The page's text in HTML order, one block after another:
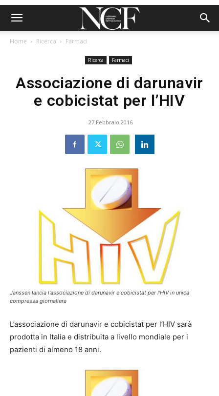
Home Ricerca Farmaci
Ricerca Farmaci
Associazione di darunavir
e cobicistat per l’HIV
27 Febbraio 2016
Janssen lancia l'associazione di darunavir e cobicistat per l'HIV in unica
compressa giornaliera
L’associazione di darunavir e cobicistat per l’HIV sarà
prodotta in Italia e distribuita a livello mondiale per i
pazienti di almeno 18 anni.